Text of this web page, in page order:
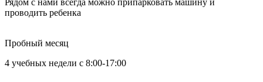
проводить ребенка
Пробный месяц
4 учебных недели с 8:00-17:00